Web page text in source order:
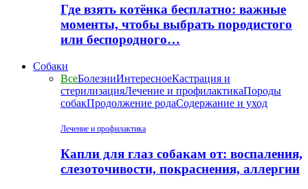
Где взять котёнка бесплатно: важные
моменты, чтобы выбрать породистого
или беспородного…
Собаки
ВсеБолезниИнтересноеКастрация и
стерилизацияЛечение и профилактикаПороды
собакПродолжение родаСодержание и уход
Лечение и профилактика
Капли для глаз собакам от: воспаления,
слезоточивости, покраснения, аллергии